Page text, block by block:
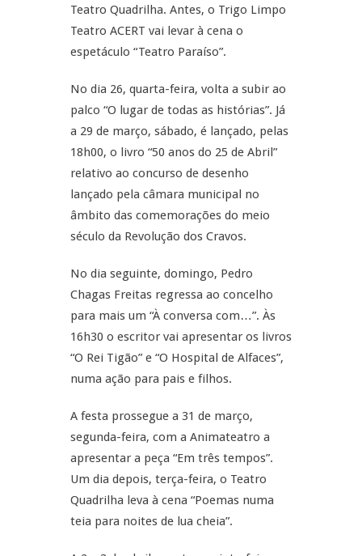
Teatro Quadrilha. Antes, o Trigo Limpo
Teatro ACERT vai levar à cena o
espetáculo “Teatro Paraíso”.
No dia 26, quarta-feira, volta a subir ao
palco “O lugar de todas as histórias”. Já
a 29 de março, sábado, é lançado, pelas
18h00, o livro “50 anos do 25 de Abril”
relativo ao concurso de desenho
lançado pela câmara municipal no
âmbito das comemorações do meio
século da Revolução dos Cravos.
No dia seguinte, domingo, Pedro
Chagas Freitas regressa ao concelho
para mais um “À conversa com…”. Às
16h30 o escritor vai apresentar os livros
“O Rei Tigão” e “O Hospital de Alfaces”,
numa ação para pais e filhos.
A festa prossegue a 31 de março,
segunda-feira, com a Animateatro a
apresentar a peça “Em três tempos”.
Um dia depois, terça-feira, o Teatro
Quadrilha leva à cena “Poemas numa
teia para noites de lua cheia”.